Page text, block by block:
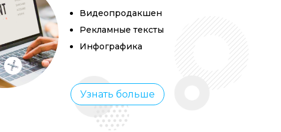
Видеопродакшен
Рекламные тексты
Инфографика
Узнать больше